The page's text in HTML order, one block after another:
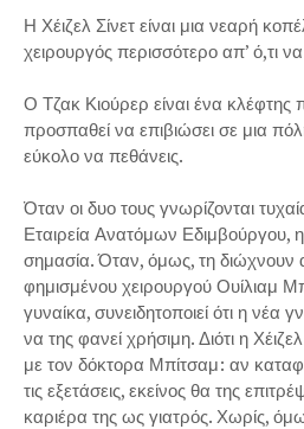
Η Χέιζελ Σίνετ είναι μια νεαρή
χειρουργός περισσότερο απ’ ό,τι
Ο Τζακ Κιούρερ είναι ένα
προσπαθεί να επιβιώσει σε μια
εύκολο να πεθάνεις.
Όταν οι δυο τους γνωρίζονται
Εταιρεία Ανατόμων Εδιμβούργου, η
σημασία. Όταν, όμως, τη
φημισμένου χειρουργού Ουίλιαμ
γυναίκα, συνειδητοποιεί ότι η νέα
να της φανεί χρήσιμη. Διότι η
με τον δόκτορα Μπίτσαμ: αν
τις εξετάσεις, εκείνος θα της
καριέρα της ως γιατρός. Χωρίς,